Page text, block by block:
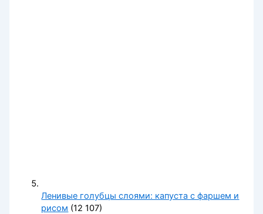
Ленивые голубцы слоями: капуста с фаршем и
рисом (12 107)